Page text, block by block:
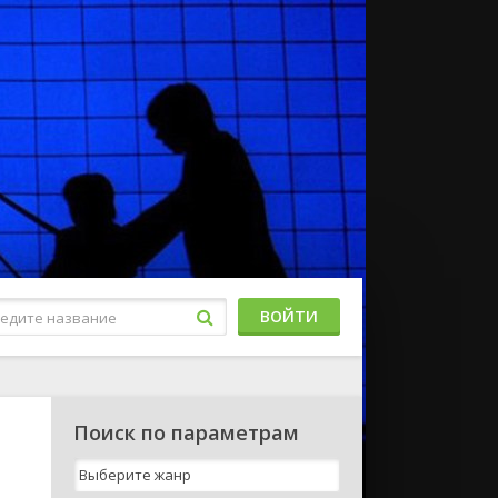
ВОЙТИ
Поиск по параметрам